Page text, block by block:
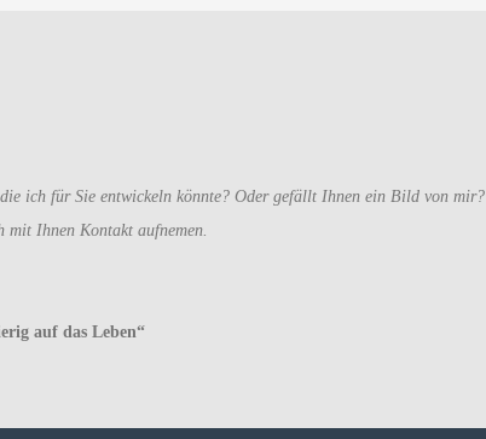
ich für Sie entwickeln könnte? Oder gefällt Ihnen ein Bild von mir?
Ihnen Kontakt aufnemen.
auf das Leben“